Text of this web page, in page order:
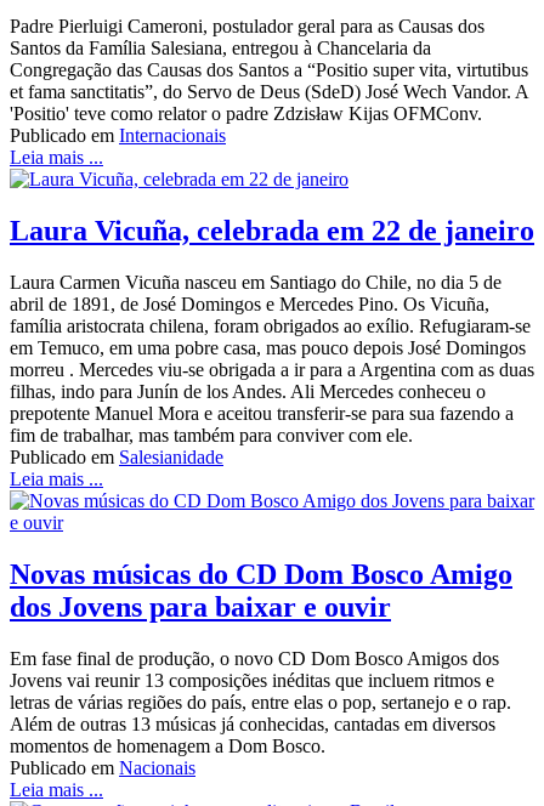
Padre Pierluigi Cameroni, postulador geral para as Causas dos
Santos da Família Salesiana, entregou à Chancelaria da
Congregação das Causas dos Santos a “Positio super vita, virtutibus
et fama sanctitatis”, do Servo de Deus (SdeD) José Wech Vandor. A
'Positio' teve como relator o padre Zdzisław Kijas OFMConv.
Publicado em Internacionais
Leia mais ...
Laura Vicuña, celebrada em 22 de janeiro
Laura Carmen Vicuña nasceu em Santiago do Chile, no dia 5 de
abril de 1891, de José Domingos e Mercedes Pino. Os Vicuña,
família aristocrata chilena, foram obrigados ao exílio. Refugiaram-se
em Temuco, em uma pobre casa, mas pouco depois José Domingos
morreu . Mercedes viu-se obrigada a ir para a Argentina com as duas
filhas, indo para Junín de los Andes. Ali Mercedes conheceu o
prepotente Manuel Mora e aceitou transferir-se para sua fazendo a
fim de trabalhar, mas também para conviver com ele.
Publicado em Salesianidade
Leia mais ...
Novas músicas do CD Dom Bosco Amigo
dos Jovens para baixar e ouvir
Em fase final de produção, o novo CD Dom Bosco Amigos dos
Jovens vai reunir 13 composições inéditas que incluem ritmos e
letras de várias regiões do país, entre elas o pop, sertanejo e o rap.
Além de outras 13 músicas já conhecidas, cantadas em diversos
momentos de homenagem a Dom Bosco.
Publicado em Nacionais
Leia mais ...